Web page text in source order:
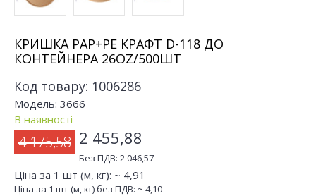
КРИШКА PAP+PE КРАФТ D-118 ДО
КОНТЕЙНЕРА 26OZ/500ШТ
Код товару: 1006286
Модель: 3666
В наявності
4 175,58 2 455,88
Без ПДВ: 2 046,57
Ціна за 1 шт (м, кг): ~ 4,91
Ціна за 1 шт (м, кг) без ПДВ: ~ 4,10